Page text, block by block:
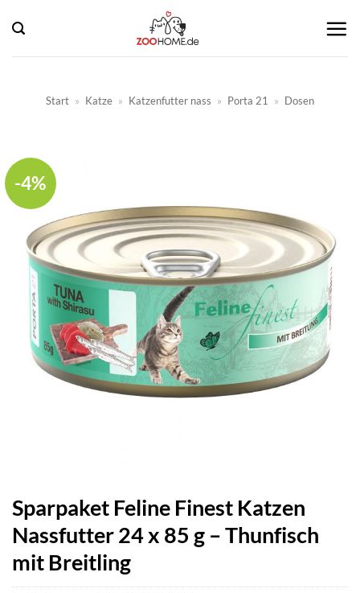
Inhalt
springen
Start » Katze » Katzenfutter nass » Porta 21 » Dosen
-4%
Sparpaket Feline Finest Katzen
Nassfutter 24 x 85 g – Thunfisch
mit Breitling